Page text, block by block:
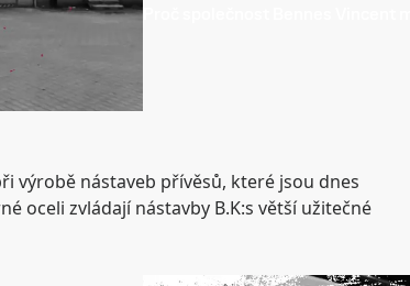
výrobě nástaveb přívěsů, které jsou dnes
oceli zvládají nástavby B.K:s větší užitečné